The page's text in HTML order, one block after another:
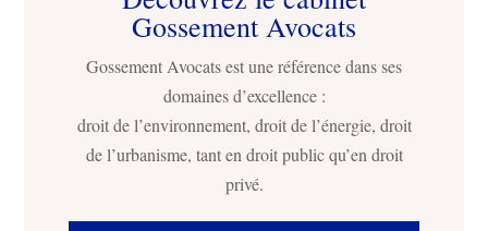
Gossement Avocats
Gossement Avocats est une référence dans ses
domaines d’excellence :
droit de l’environnement, droit de l’énergie, droit
de l’urbanisme, tant en droit public qu’en droit
privé.